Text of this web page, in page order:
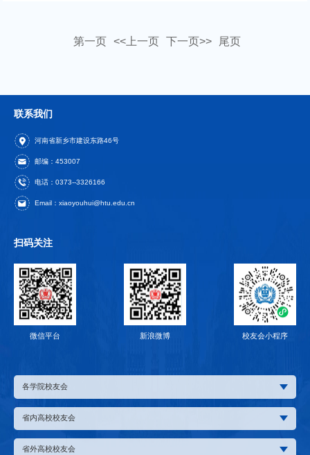
第一页 <<上一页 下一页>> 尾页
联系我们
河南省新乡市建设东路46号
邮编：453007
电话：0373--3326166
Email：xiaoyouhui@htu.edu.cn
扫码关注
微信平台 新浪微博 校友会小程序
各学院校友会
省内高校校友会
省外高校校友会